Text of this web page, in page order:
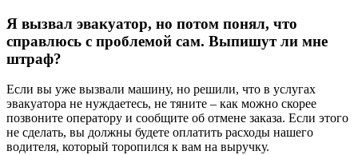
Я вызвал эвакуатор, но потом понял, что
справлюсь с проблемой сам. Выпишут ли мне
штраф?
Если вы уже вызвали машину, но решили, что в услугах
эвакуатора не нуждаетесь, не тяните – как можно скорее
позвоните оператору и сообщите об отмене заказа. Если этого
не сделать, вы должны будете оплатить расходы нашего
водителя, который торопился к вам на выручку.